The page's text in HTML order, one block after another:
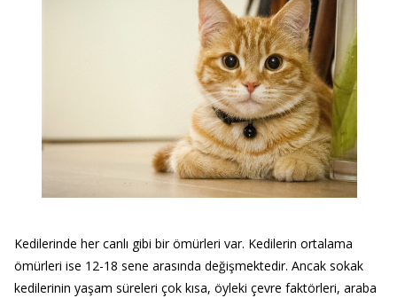
Kedilerinde her canlı gibi bir ömürleri var. Kedilerin ortalama
ömürleri ise 12-18 sene arasında değişmektedir. Ancak sokak
kedilerinin yaşam süreleri çok kısa, öyleki çevre faktörleri, araba